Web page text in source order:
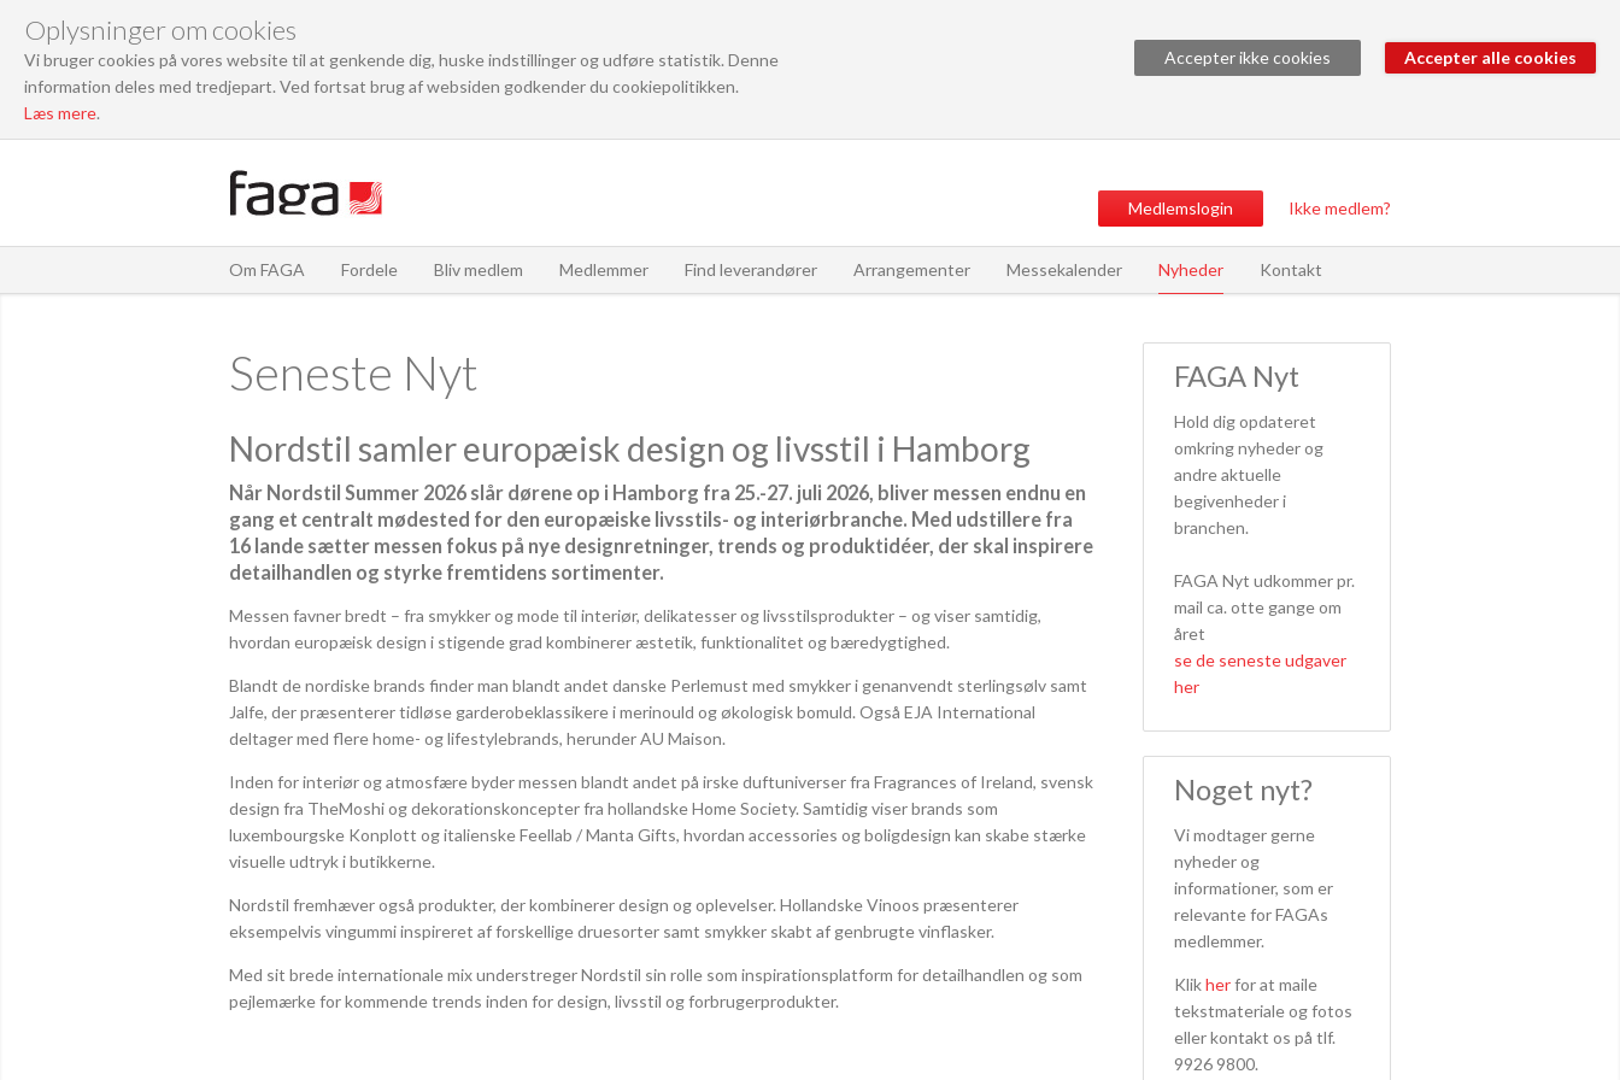
Oplysninger om cookies
Vi bruger cookies på vores website til at genkende dig, huske indstillinger og udføre statistik. Denne
information deles med tredjepart. Ved fortsat brug af websiden godkender du cookiepolitikken.
Læs mere.
Accepter ikke cookies
Medlemslogin Ikke medlem?
Om FAGA Fordele Bliv medlem Medlemmer Find leverandører Arrangementer Messekalender Nyheder Kontakt
Seneste Nyt
Nordstil samler europæisk design og livsstil i Hamborg
Når Nordstil Summer 2026 slår dørene op i Hamborg fra 25.-27. juli 2026, bliver messen endnu en
gang et centralt mødested for den europæiske livsstils- og interiørbranche. Med udstillere fra
16 lande sætter messen fokus på nye designretninger, trends og produktidéer, der skal inspirere
detailhandlen og styrke fremtidens sortimenter.
Messen favner bredt – fra smykker og mode til interiør, delikatesser og livsstilsprodukter – og viser samtidig,
hvordan europæisk design i stigende grad kombinerer æstetik, funktionalitet og bæredygtighed.
Blandt de nordiske brands finder man blandt andet danske Perlemust med smykker i genanvendt sterlingsølv samt
Jalfe, der præsenterer tidløse garderobeklassikere i merinould og økologisk bomuld. Også EJA International
deltager med flere home- og lifestylebrands, herunder AU Maison.
Inden for interiør og atmosfære byder messen blandt andet på irske duftuniverser fra Fragrances of Ireland, svensk
design fra TheMoshi og dekorationskoncepter fra hollandske Home Society. Samtidig viser brands som
luxembourgske Konplott og italienske Feellab / Manta Gifts, hvordan accessories og boligdesign kan skabe stærke
visuelle udtryk i butikkerne.
Nordstil fremhæver også produkter, der kombinerer design og oplevelser. Hollandske Vinoos præsenterer
eksempelvis vingummi inspireret af forskellige druesorter samt smykker skabt af genbrugte vinflasker.
Med sit brede internationale mix understreger Nordstil sin rolle som inspirationsplatform for detailhandlen og som
pejlemærke for kommende trends inden for design, livsstil og forbrugerprodukter.
FAGA Nyt
Hold dig opdateret
omkring nyheder og
andre aktuelle
begivenheder i
branchen.
FAGA Nyt udkommer pr.
mail ca. otte gange om
året
se de seneste udgaver
her
Noget nyt?
Vi modtager gerne
nyheder og
informationer, som er
relevante for FAGAs
medlemmer.
Klikherfor at maile
tekstmateriale og fotos
eller kontakt os på tlf.
9926 9800.